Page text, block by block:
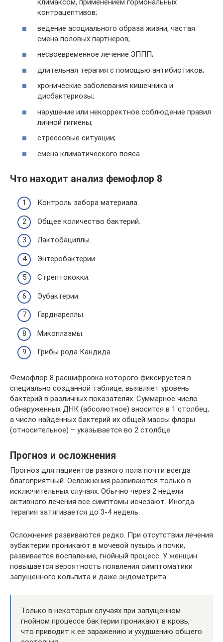
климаксом, применением гормональных
контрацептивов;
ведение асоциального образа жизни, частая
смена половых партнеров;
несвоевременное лечение ЗППП;
длительная терапия с помощью антибиотиков;
хронические заболевания кишечника и
дисбактериозы;
нарушение или некорректное соблюдение правил
личной гигиены;
стрессовые ситуации;
смена климатического пояса.
Что находит анализ фемофлор 8
Контроль забора материала.
Общее количество бактерий.
Лактобациллы.
Энтеробактерии.
Стрептококки.
Эубактерии.
Гарднареллы.
Микоплазмы.
Грибы рода Кандида.
Фемофлор 8 расшифровка которого фиксируется в
специально созданной таблице, выявляет уровень
бактерий в различных показателях. Суммарное число
обнаруженных ДНК (абсолютное) вносится в 1 столбец,
а число найденных бактерий их общей массы флоры
(относительное) – указывается во 2 столбце.
Прогноз и осложнения
Прогноз для пациентов разного пола почти всегда
благоприятный. Осложнения развиваются только в
исключительных случаях. Обычно через 2 недели
активного лечения все симптомы исчезают. Иногда
терапия затягивается до 3-4 недель.
Осложнения развиваются редко. При отсутствии лечения
эубактерии проникают в мочевой пузырь и почки,
развивается воспаление, гнойный процесс. У женщин
повышается вероятность появления симптоматики
запущенного кольпита и даже эндометрита.
Только в некоторых случаях при запущенном
гнойном процессе бактерии проникают в кровь,
что приводит к ее заражению и ухудшению общего